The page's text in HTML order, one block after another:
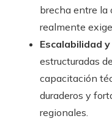
brecha entre la
realmente
Escalabilidad
estructuradas
capacitación
duraderos y
regionales.